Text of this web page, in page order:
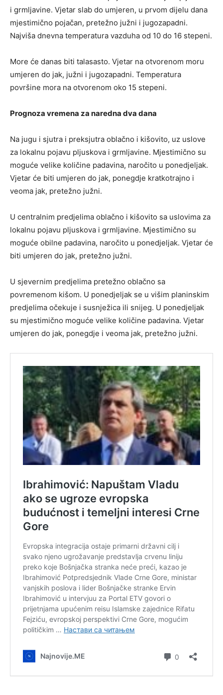
i grmljavine. Vjetar slab do umjeren, u prvom dijelu dana
mjestimično pojačan, pretežno južni i jugozapadni.
Najviša dnevna temperatura vazduha od 10 do 16 stepeni.
More će danas biti talasasto. Vjetar na otvorenom moru
umjeren do jak, južni i jugozapadni. Temperatura
površine mora na otvorenom oko 15 stepeni.
Prognoza vremena za naredna dva dana
Na jugu i sjutra i preksjutra oblačno i kišovito, uz uslove
za lokalnu pojavu pljuskova i grmljavine. Mjestimično su
moguće velike količine padavina, naročito u ponedjeljak.
Vjetar će biti umjeren do jak, ponegdje kratkotrajno i
veoma jak, pretežno južni.
U centralnim predjelima oblačno i kišovito sa uslovima za
lokalnu pojavu pljuskova i grmljavine. Mjestimično su
moguće obilne padavina, naročito u ponedjeljak. Vjetar će
biti umjeren do jak, pretežno južni.
U sjevernim predjelima pretežno oblačno sa
povremenom kišom. U ponedjeljak se u višim planinskim
predjelima očekuje i susnježica ili snijeg. U ponedjeljak
su mjestimično moguće velike količine padavina. Vjetar
umjeren do jak, ponegdje i veoma jak, pretežno južni.